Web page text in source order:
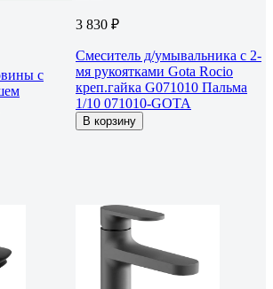
с
3 830 ₽
Смеситель д/умывальника с 2-
мя рукоятками Gota Rocio
креп.гайка G071010 Пальма
1/10 071010-GOTA
В корзину